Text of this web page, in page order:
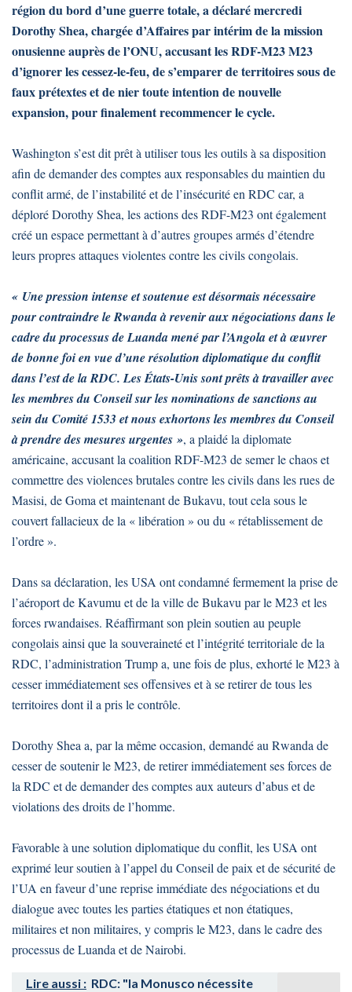
région du bord d’une guerre totale, a déclaré mercredi
Dorothy Shea, chargée d’Affaires par intérim de la mission
onusienne auprès de l’ONU, accusant les RDF-M23 M23
d’ignorer les cessez-le-feu, de s’emparer de territoires sous de
faux prétextes et de nier toute intention de nouvelle
expansion, pour finalement recommencer le cycle.
Washington s’est dit prêt à utiliser tous les outils à sa disposition
afin de demander des comptes aux responsables du maintien du
conflit armé, de l’instabilité et de l’insécurité en RDC car, a
déploré Dorothy Shea, les actions des RDF-M23 ont également
créé un espace permettant à d’autres groupes armés d’étendre
leurs propres attaques violentes contre les civils congolais.
« Une pression intense et soutenue est désormais nécessaire
pour contraindre le Rwanda à revenir aux négociations dans le
cadre du processus de Luanda mené par l’Angola et à œuvrer
de bonne foi en vue d’une résolution diplomatique du conflit
dans l’est de la RDC. Les États-Unis sont prêts à travailler avec
les membres du Conseil sur les nominations de sanctions au
sein du Comité 1533 et nous exhortons les membres du Conseil
à prendre des mesures urgentes », a plaidé la diplomate
américaine, accusant la coalition RDF-M23 de semer le chaos et
commettre des violences brutales contre les civils dans les rues de
Masisi, de Goma et maintenant de Bukavu, tout cela sous le
couvert fallacieux de la « libération » ou du « rétablissement de
l’ordre ».
Dans sa déclaration, les USA ont condamné fermement la prise de
l’aéroport de Kavumu et de la ville de Bukavu par le M23 et les
forces rwandaises. Réaffirmant son plein soutien au peuple
congolais ainsi que la souveraineté et l’intégrité territoriale de la
RDC, l’administration Trump a, une fois de plus, exhorté le M23 à
cesser immédiatement ses offensives et à se retirer de tous les
territoires dont il a pris le contrôle.
Dorothy Shea a, par la même occasion, demandé au Rwanda de
cesser de soutenir le M23, de retirer immédiatement ses forces de
la RDC et de demander des comptes aux auteurs d’abus et de
violations des droits de l’homme.
Favorable à une solution diplomatique du conflit, les USA ont
exprimé leur soutien à l’appel du Conseil de paix et de sécurité de
l’UA en faveur d’une reprise immédiate des négociations et du
dialogue avec toutes les parties étatiques et non étatiques,
militaires et non militaires, y compris le M23, dans le cadre des
processus de Luanda et de Nairobi.
Lire aussi : RDC: "la Monusco nécessite